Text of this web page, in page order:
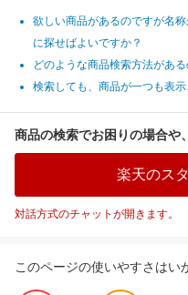
欲しい商品があるのですが名
に探せばよいですか？
どのような商品検索方法がある
検索しても、商品が一つも表
商品の検索でお困りの場合や
楽天のス
対話方式のチャットが開きます。
このページの使いやすさはい